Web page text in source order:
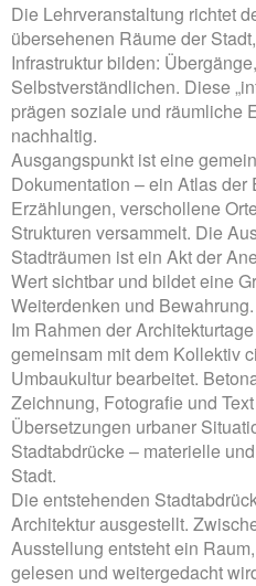
Die Lehrveranstaltung richtet
übersehenen Räume der
Infrastruktur bilden:
Selbstverständlichen. Diese
prägen soziale und räumliche
nachhaltig.
Ausgangspunkt ist eine
Dokumentation – ein Atlas
Erzählungen, verschollene
Strukturen versammelt. Die
Stadträumen ist ein Akt der
Wert sichtbar und bildet eine
Weiterdenken und Bewahrung.
Im Rahmen der
gemeinsam mit dem Kollektiv
Umbaukultur bearbeitet.
Zeichnung, Fotografie und
Übersetzungen urbaner
Stadtabdrücke – materielle
Stadt.
Die entstehenden
Architektur ausgestellt.
Ausstellung entsteht ein
gelesen und weitergedacht